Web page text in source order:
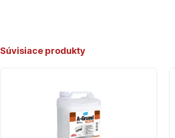
Súvisiace produkty